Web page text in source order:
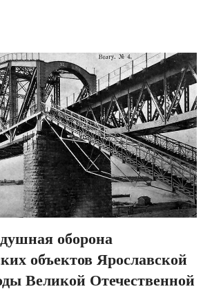
оборона
объектов Ярославской
Великой Отечественной